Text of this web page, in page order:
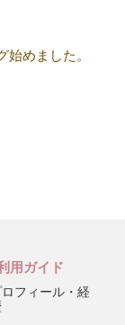
始めました。
用ガイド
ロフィール・経